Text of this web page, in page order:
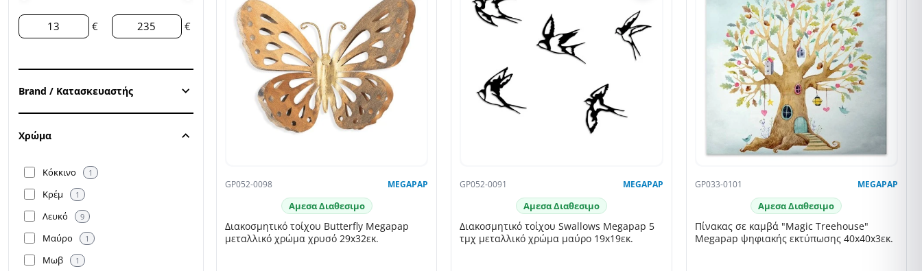
€ €
Brand / Κατασκευαστής
Χρώμα
Κόκκινο 1
Κρέμ 1
Λευκό 9
Μαύρο 1
Μωβ 1
GP052-0098 MEGAPAP
Αμεσα Διαθεσιμο
Διακοσμητικό τοίχου Butterfly Megapap
μεταλλικό χρώμα χρυσό 29x32εκ.
GP052-0091 MEGAPAP
Αμεσα Διαθεσιμο
Διακοσμητικό τοίχου Swallows Megapap 5
τμχ μεταλλικό χρώμα μαύρο 19x19εκ.
GP033-0101 MEGAPAP
Αμεσα Διαθεσιμο
Πίνακας σε καμβά "Magic Treehouse"
Megapap ψηφιακής εκτύπωσης 40x40x3εκ.